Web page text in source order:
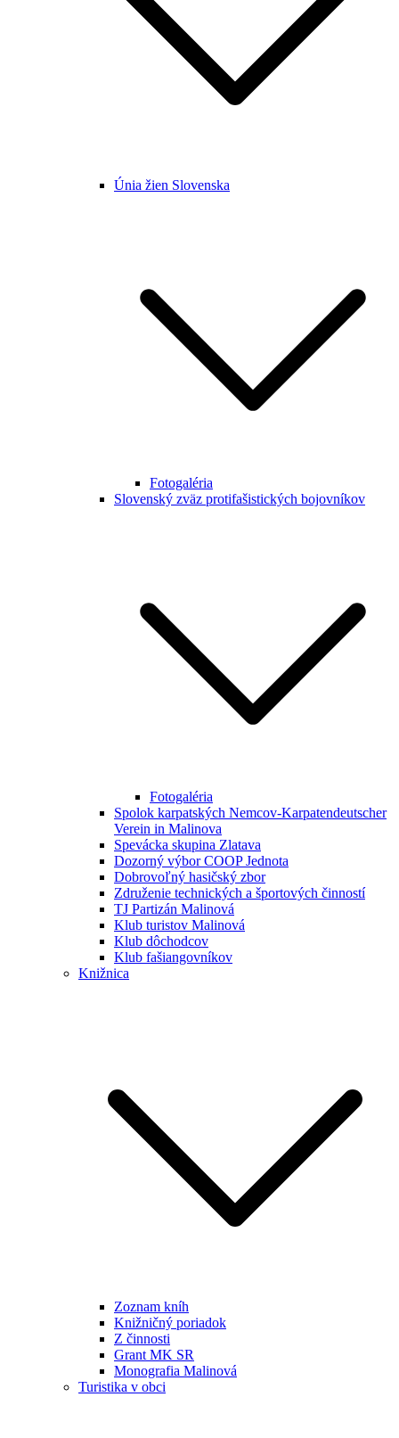
Únia žien Slovenska
Fotogaléria
Slovenský zväz protifašistických bojovníkov
Fotogaléria
Spolok karpatských Nemcov-Karpatendeutscher
Verein in Malinova
Spevácka skupina Zlatava
Dozorný výbor COOP Jednota
Dobrovoľný hasičský zbor
Združenie technických a športových činností
TJ Partizán Malinová
Klub turistov Malinová
Klub dôchodcov
Klub fašiangovníkov
Knižnica
Zoznam kníh
Knižničný poriadok
Z činnosti
Grant MK SR
Monografia Malinová
Turistika v obci